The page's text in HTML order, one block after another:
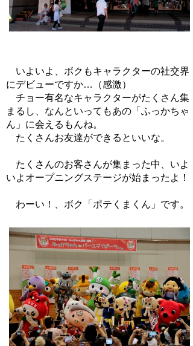
いよいよ、ボクもキャラクターの社交界
にデビューですか…（感激）
チョー有名なキャラクターがたくさん集
まるし、なんといってもあの「ふっかちゃ
ん」に会えるもんね。
たくさんお友達ができるといいな。
たくさんのお客さんが集まった中、いよ
いよオープニングステージが始まったよ！
わーい！、ボク「ポテくまくん」です。